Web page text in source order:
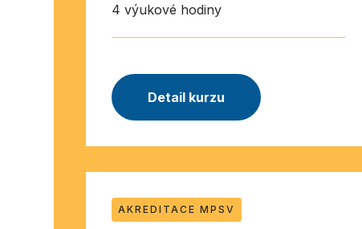
4 výukové hodiny
Detail kurzu
AKREDITACE MPSV